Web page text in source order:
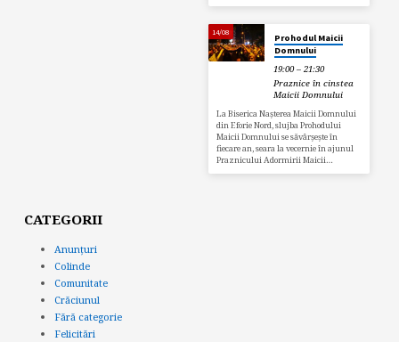
14/08
Prohodul Maicii
Domnului
19:00 – 21:30
Praznice în cinstea
Maicii Domnului
La Biserica Nașterea Maicii Domnului
din Eforie Nord, slujba Prohodului
Maicii Domnului se săvârșește în
fiecare an, seara la vecernie în ajunul
Praznicului Adormirii Maicii…
CATEGORII
Anunțuri
Colinde
Comunitate
Crăciunul
Fără categorie
Felicitări